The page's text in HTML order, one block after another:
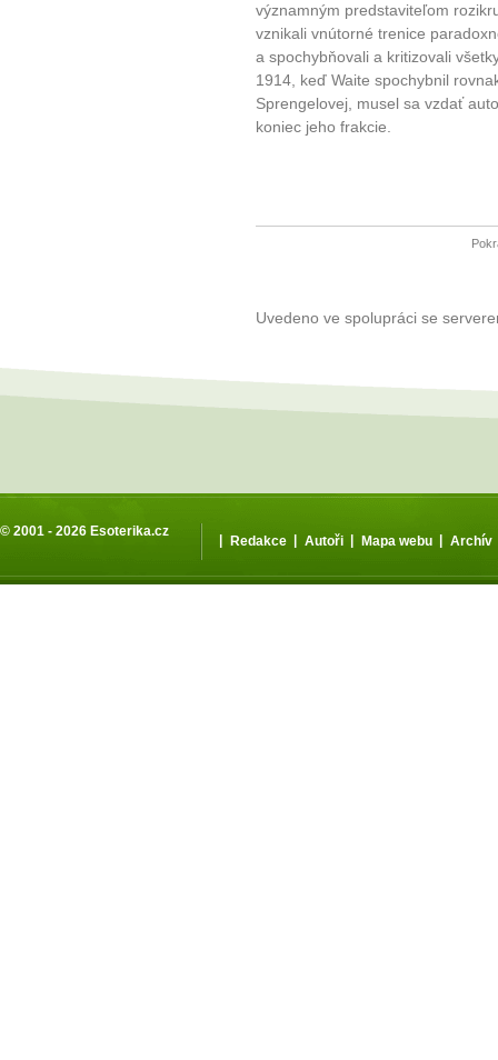
významným predstaviteľom
vznikali vnútorné trenice
a spochybňovali a kritizovali
1914, keď Waite spochybnil
Sprengelovej, musel sa vzdať
koniec jeho frakcie.
Uvedeno ve spolupráci se
© 2001 - 2026 Esoterika.cz
| Redakce | Autoři | Mapa webu | Archív